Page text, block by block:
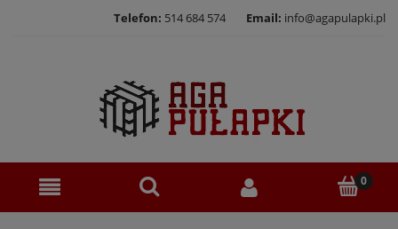
Telefon: 514 684 574 Email: info@agapulapki.pl